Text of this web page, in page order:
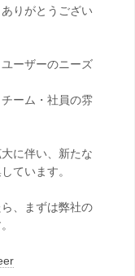
りがとうござい
ーザーのニーズ
ーム・社員の雰
に伴い、新たな
ています。
、まずは弊社の